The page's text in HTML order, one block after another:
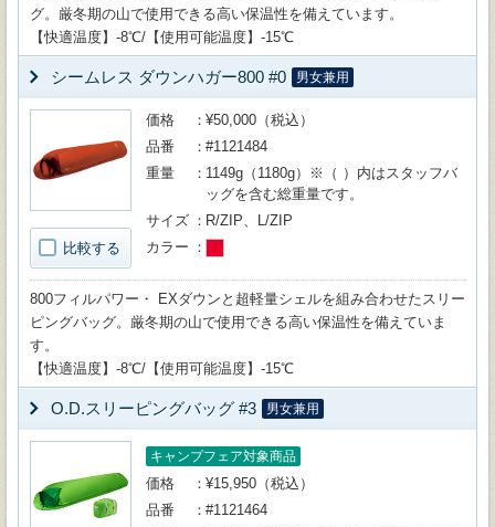
グ。厳冬期の山で使用できる高い保温性を備えています。
【快適温度】-8℃/【使用可能温度】-15℃
シームレス ダウンハガー800 #0 男女兼用
比較する
価格
¥50,000（税込）
品番
#1121484
重量
1149g（1180g）※（ ）内はスタッフバ
ッグを含む総重量です。
サイズ
R/ZIP、L/ZIP
カラー
800フィルパワー・ EXダウンと超軽量シェルを組み合わせたスリー
ピングバッグ。厳冬期の山で使用できる高い保温性を備えていま
す。
【快適温度】-8℃/【使用可能温度】-15℃
O.D.スリーピングバッグ #3 男女兼用
キャンプフェア対象商品
価格
¥15,950（税込）
品番
#1121464